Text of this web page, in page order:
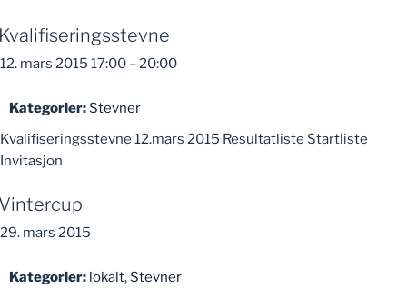
12. mars 2015 17:00 – 20:00
Kategorier: Stevner
Kvalifiseringsstevne 12.mars 2015 Resultatliste Startliste
Invitasjon
29. mars 2015
Kategorier: lokalt, Stevner